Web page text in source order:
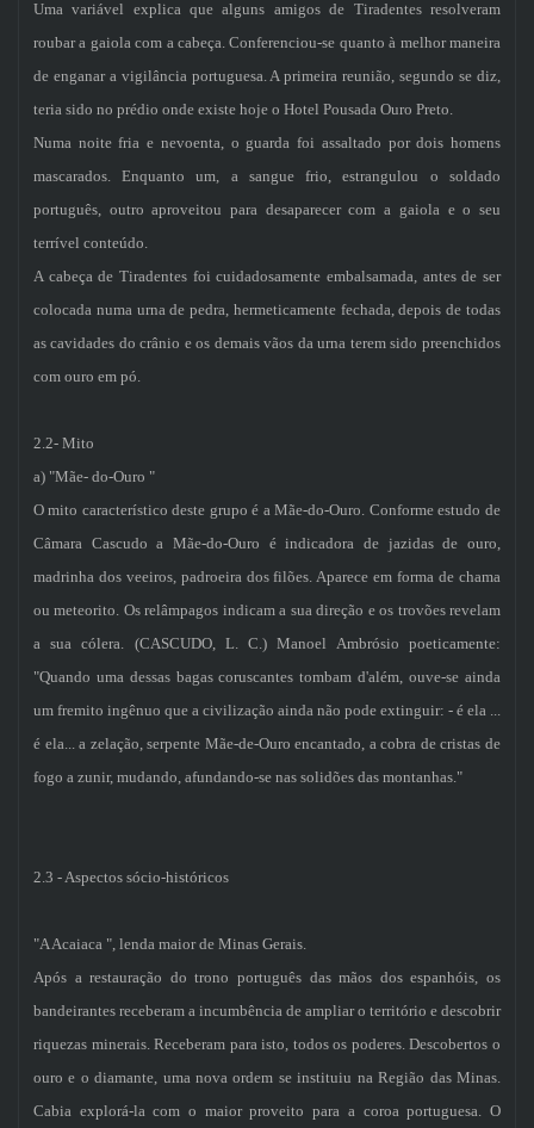
Uma variável explica que alguns amigos de Tiradentes resolveram
roubar a gaiola com a cabeça. Conferenciou-se quanto à melhor maneira
de enganar a vigilância portuguesa. A primeira reunião, segundo se diz,
teria sido no prédio onde existe hoje o Hotel Pousada Ouro Preto.
Numa noite fria e nevoenta, o guarda foi assaltado por dois homens
mascarados. Enquanto um, a sangue frio, estrangulou o soldado
português, outro aproveitou para desaparecer com a gaiola e o seu
terrível conteúdo.
A cabeça de Tiradentes foi cuidadosamente embalsamada, antes de ser
colocada numa urna de pedra, hermeticamente fechada, depois de todas
as cavidades do crânio e os demais vãos da urna terem sido preenchidos
com ouro em pó.
2.2- Mito
a) "Mãe- do-Ouro "
O mito característico deste grupo é a Mãe-do-Ouro. Conforme estudo de
Câmara Cascudo a Mãe-do-Ouro é indicadora de jazidas de ouro,
madrinha dos veeiros, padroeira dos filões. Aparece em forma de chama
ou meteorito. Os relâmpagos indicam a sua direção e os trovões revelam
a sua cólera. (CASCUDO, L. C.) Manoel Ambrósio poeticamente:
"Quando uma dessas bagas coruscantes tombam d'além, ouve-se ainda
um fremito ingênuo que a civilização ainda não pode extinguir: - é ela ...
é ela... a zelação, serpente Mãe-de-Ouro encantado, a cobra de cristas de
fogo a zunir, mudando, afundando-se nas solidões das montanhas."
2.3 - Aspectos sócio-históricos
"A Acaiaca ", lenda maior de Minas Gerais.
Após a restauração do trono português das mãos dos espanhóis, os
bandeirantes receberam a incumbência de ampliar o território e descobrir
riquezas minerais. Receberam para isto, todos os poderes. Descobertos o
ouro e o diamante, uma nova ordem se instituiu na Região das Minas.
Cabia explorá-la com o maior proveito para a coroa portuguesa. O